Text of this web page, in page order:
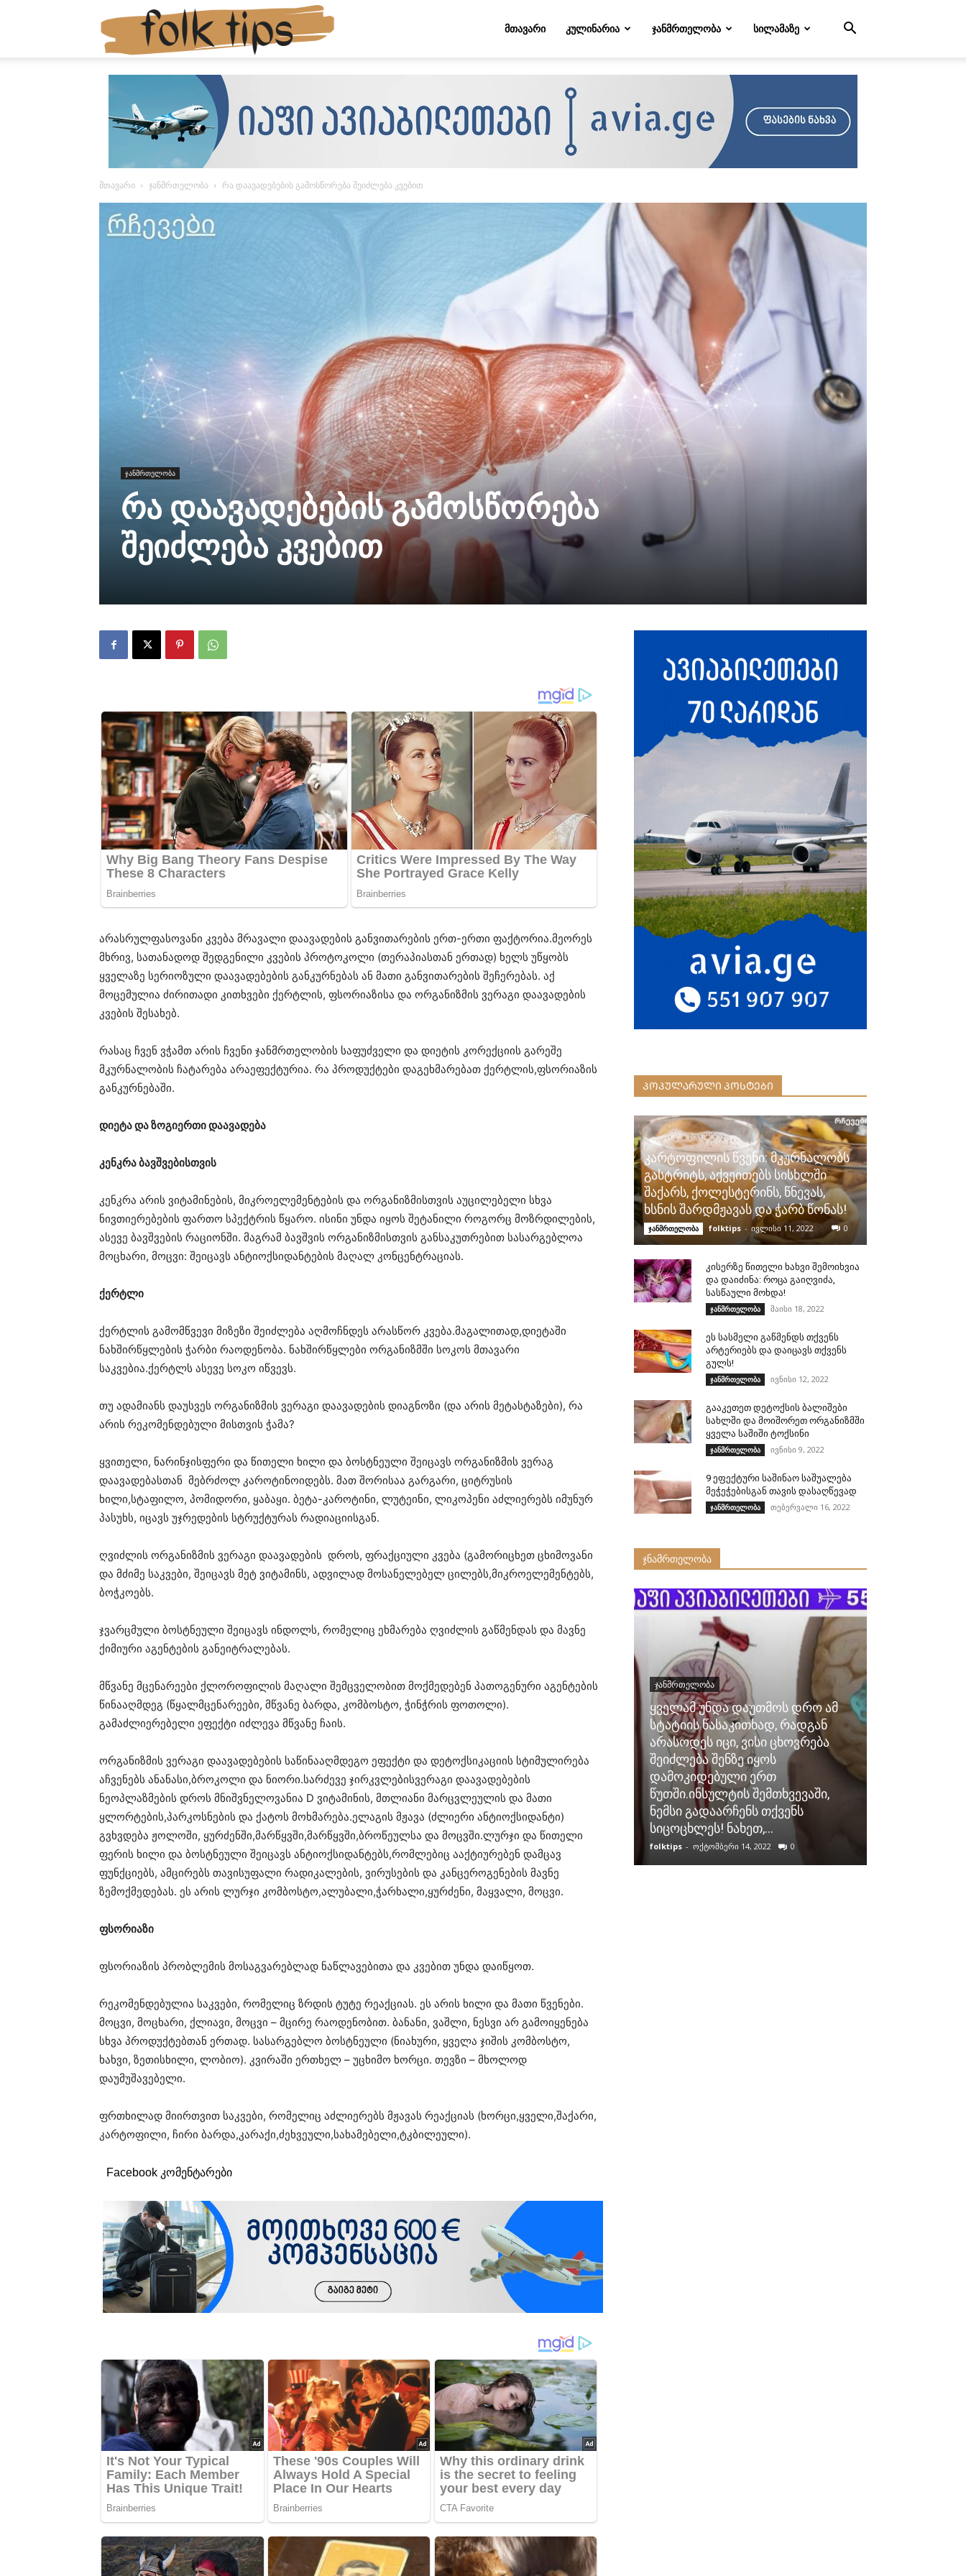
Folktips.org ᲛᲗᲐᲕᲐᲠᲘ ᲙᲣᲚᲘᲜᲐᲠᲘᲐ ᲯᲐᲜᲛᲠᲗᲔᲚᲝᲑᲐ ᲡᲘᲚᲐᲛᲐᲖᲔ
მთავარი ჯანმრთელობა რა დაავადებების გამოსწორება შეიძლება კვებით
ჯანმრთელობა
რა დაავადებების გამოსწორება
შეიძლება კვებით
არასრულფასოვანი კვება მრავალი დაავადების განვითარების ერთ-ერთი ფაქტორია.მეორეს
მხრივ, სათანადოდ შედგენილი კვების პროტოკოლი (თერაპიასთან ერთად) ხელს უწყობს
ყველაზე სერიოზული დაავადებების განკურნებას ან მათი განვითარების შეჩერებას. აქ
მოცემულია ძირითადი კითხვები ქერტლის, ფსორიაზისა და ორგანიზმის ვერაგი დაავადების
კვების შესახებ.
რასაც ჩვენ ვჭამთ არის ჩვენი ჯანმრთელობის საფუძველი და დიეტის კორექციის გარეშე
მკურნალობის ჩატარება არაეფექტურია. რა პროდუქტები დაგეხმარებათ ქერტლის,ფსორიაზის
განკურნებაში.
დიეტა და ზოგიერთი დაავადება
კენკრა ბავშვებისთვის
კენკრა არის ვიტამინების, მიკროელემენტების და ორგანიზმისთვის აუცილებელი სხვა
ნივთიერებების ფართო სპექტრის წყარო. ისინი უნდა იყოს შეტანილი როგორც მოზრდილების,
ასევე ბავშვების რაციონში. მაგრამ ბავშვის ორგანიზმისთვის განსაკუთრებით სასარგებლოა
მოცხარი, მოცვი: შეიცავს ანტიოქსიდანტების მაღალ კონცენტრაციას.
ქერტლი
ქერტლის გამომწვევი მიზეზი შეიძლება აღმოჩნდეს არასწორ კვება.მაგალითად,დიეტაში
ნახშირწყლების ჭარბი რაოდენობა. ნახშირწყლები ორგანიზმში სოკოს მთავარი
საკვებია.ქერტლს ასევე სოკო იწვევს.
თუ ადამიანს დაუსვეს ორგანიზმის ვერაგი დაავადების დიაგნოზი (და არის მეტასტაზები), რა
არის რეკომენდებული მისთვის ჭამა?
ყვითელი, ნარინჯისფერი და წითელი ხილი და ბოსტნეული შეიცავს ორგანიზმის ვერაგ
დაავადებასთან მებრძოლ კაროტინოიდებს. მათ შორისაა გარგარი, ციტრუსის
ხილი,სტაფილო, პომიდორი, ყაბაყი. ბეტა-კაროტინი, ლუტეინი, ლიკოპენი აძლიერებს იმუნურ
პასუხს, იცავს უჯრედების სტრუქტურას რადიაციისგან.
ღვიძლის ორგანიზმის ვერაგი დაავადების დროს, ფრაქციული კვება (გამორიცხეთ ცხიმოვანი
და მძიმე საკვები, შეიცავს მეტ ვიტამინს, ადვილად მოსანელებელ ცილებს,მიკროელემენტებს,
ბოჭკოებს.
ჯვარცმული ბოსტნეული შეიცავს ინდოლს, რომელიც ეხმარება ღვიძლის გაწმენდას და მავნე
ქიმიური აგენტების განეიტრალებას.
მწვანე მცენარეები ქლოროფილის მაღალი შემცველობით მოქმედებენ პათოგენური აგენტების
წინააღმდეგ (წყალმცენარეები, მწვანე ბარდა, კომბოსტო, ჭინჭრის ფოთოლი).
გამაძლიერებელი ეფექტი იძლევა მწვანე ჩაის.
ორგანიზმის ვერაგი დაავადებების საწინააღმდეგო ეფექტი და დეტოქსიკაციის სტიმულირება
აჩვენებს ანანასი,ბროკოლი და ნიორი.სარძევე ჯირკვლებისვერაგი დაავადებების
ნეოპლაზმების დროს მნიშვნელოვანია D ვიტამინის, მთლიანი მარცვლეულის და მათი
ყლორტების,პარკოსნების და ქატოს მოხმარება.ელაგის მჟავა (ძლიერი ანტიოქსიდანტი)
გვხვდება ჟოლოში, ყურძენში,მარწყვში,მარწყვში,ბროწეულსა და მოცვში.ლურჯი და წითელი
ფერის ხილი და ბოსტნეული შეიცავს ანტიოქსიდანტებს,რომლებიც ააქტიურებენ დამცავ
ფუნქციებს, ამცირებს თავისუფალი რადიკალების, ვირუსების და კანცეროგენების მავნე
ზემოქმედებას. ეს არის ლურჯი კომბოსტო,ალუბალი,ჭარხალი,ყურძენი, მაყვალი, მოცვი.
ფსორიაზი
ფსორიაზის პრობლემის მოსაგვარებლად ნაწლავებითა და კვებით უნდა დაიწყოთ.
რეკომენდებულია საკვები, რომელიც ზრდის ტუტე რეაქციას. ეს არის ხილი და მათი წვენები.
მოცვი, მოცხარი, ქლიავი, მოცვი – მცირე რაოდენობით. ბანანი, ვაშლი, ნესვი არ გამოიყენება
სხვა პროდუქტებთან ერთად. სასარგებლო ბოსტნეული (ნიახური, ყველა ჯიშის კომბოსტო,
ხახვი, ზეთისხილი, ლობიო). კვირაში ერთხელ – უცხიმო ხორცი. თევზი – მხოლოდ
დაუმუშავებელი.
ფრთხილად მიირთვით საკვები, რომელიც აძლიერებს მჟავას რეაქციას (ხორცი,ყველი,შაქარი,
კარტოფილი, ჩირი ბარდა,კარაქი,ძეხვეული,სახამებელი,ტკბილეული).
Facebook კომენტარები
ᲞᲝᲞᲣᲚᲐᲠᲣᲚᲘ ᲞᲝᲡᲢᲔᲑᲘ
კარტოფილის წვენი: მკურნალობს
გასტრიტს, აქვეითებს სისხლში
შაქარს, ქოლესტერინს, წნევას,
ხსნის შარდმჟავას და ჭარბ წონას!
ჯანმრთელობა folktips - ივლისი 11, 2022 0
კისერზე წითელი ხახვი შემოიხვია
და დაიძინა: როცა გაიღვიძა,
სასწაული მოხდა!
ჯანმრთელობა მაისი 18, 2022
ეს სასმელი გაწმენდს თქვენს
არტერიებს და დაიცავს თქვენს
გულს!
ჯანმრთელობა ივნისი 12, 2022
გააკეთეთ დეტოქსის ბალიშები
სახლში და მოიშორეთ ორგანიზმში
ყველა საშიში ტოქსინი
ჯანმრთელობა ივნისი 9, 2022
9 ეფექტური საშინაო საშუალება
მეჭეჭებისგან თავის დასაღწევად
ჯანმრთელობა თებერვალი 16, 2022
ჯნამრთელობა
ᲯᲐᲜᲛᲠᲗᲔᲚᲝᲑᲐ
ყველამ უნდა დაუთმოს დრო ამ
სტატიის წასაკითხად, რადგან
არასოდეს იცი, ვისი ცხოვრება
შეიძლება შენზე იყოს
დამოკიდებული ერთ
წუთში.ინსულტის შემთხვევაში,
ნემსი გადაარჩენს თქვენს
სიცოცხლეს! ნახეთ,...
folktips - ოქტომბერი 14, 2022 0